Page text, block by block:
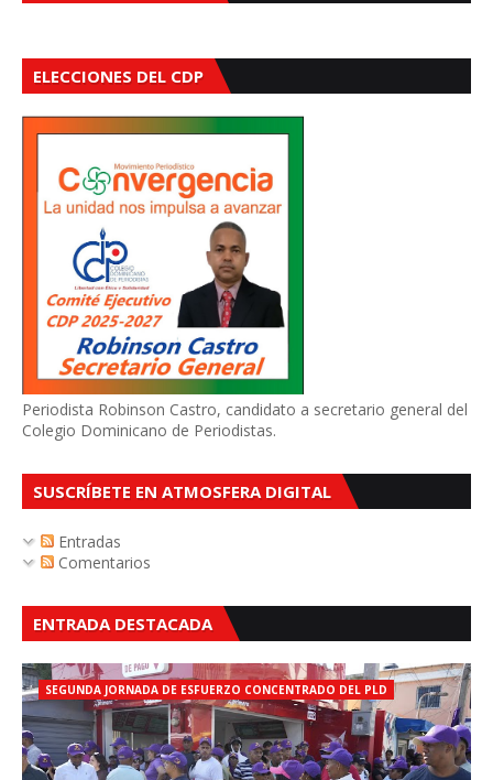
ELECCIONES DEL CDP
Periodista Robinson Castro, candidato a secretario general del
Colegio Dominicano de Periodistas.
SUSCRÍBETE EN ATMOSFERA DIGITAL
Entradas
Comentarios
ENTRADA DESTACADA
SEGUNDA JORNADA DE ESFUERZO CONCENTRADO DEL PLD